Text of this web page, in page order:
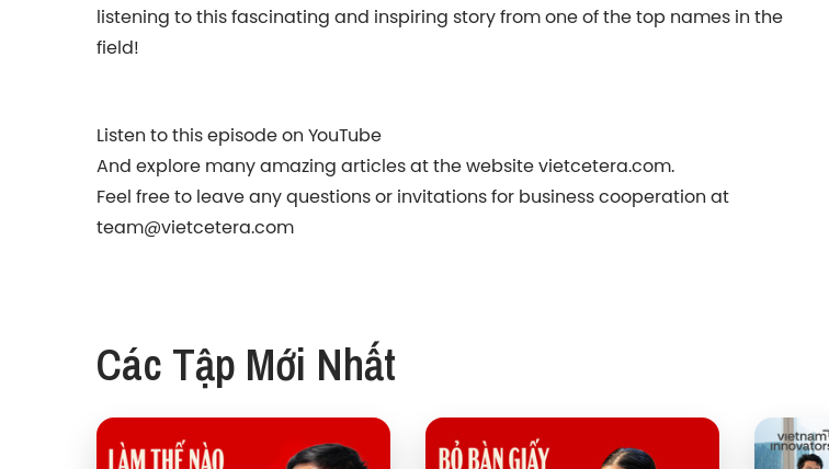
listening to this fascinating and inspiring story from one of the top names in the
field!
Listen to this episode on YouTube
And explore many amazing articles at the website vietcetera.com.
Feel free to leave any questions or invitations for business cooperation at
team@vietcetera.com
Các Tập Mới Nhất